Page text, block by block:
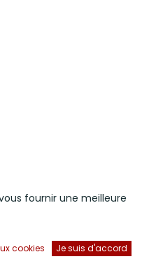
fournir une meilleure
cookies Je suis d'accord